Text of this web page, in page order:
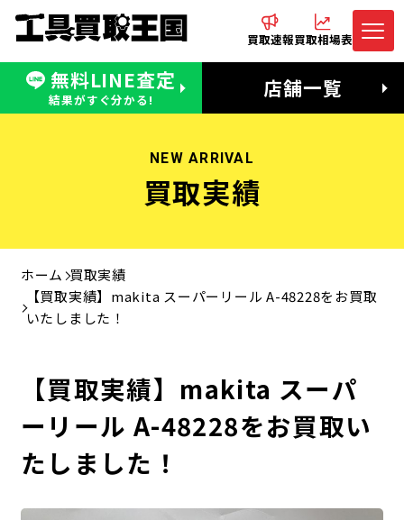
買取速報買取相場表
無料LINE査定
結果がすぐ分かる! 店舗一覧
無料LINE査定
受付：11:00〜19:00 木曜定休日
電話でお問合わせ
営業時間：11:00〜20:00
NEW ARRIVAL
買取実績
ホーム 買取実績
【買取実績】makita スーパーリール A-48228をお買取
いたしました！
【買取実績】makita スーパ
ーリール A-48228をお買取い
たしました！